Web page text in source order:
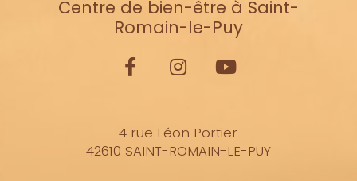
Centre de bien-être à Saint-
Romain-le-Puy
4 rue Léon Portier
42610 SAINT-ROMAIN-LE-PUY